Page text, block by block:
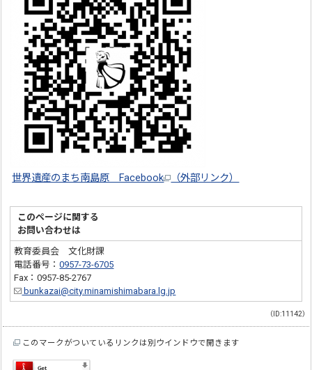
世界遺産のまち南島原 Facebook （外部リンク）
このページに関する
お問い合わせは
教育委員会 文化財課
電話番号：0957-73-6705
Fax：0957-85-2767
bunkazai@city.minamishimabara.lg.jp
（ID:11142）
このマークがついているリンクは別ウインドウで開きます